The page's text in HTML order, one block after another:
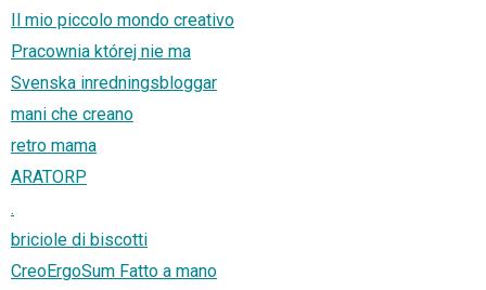
Il mio piccolo mondo creativo
Pracownia której nie ma
Svenska inredningsbloggar
mani che creano
retro mama
ARATORP
.
briciole di biscotti
CreoErgoSum Fatto a mano